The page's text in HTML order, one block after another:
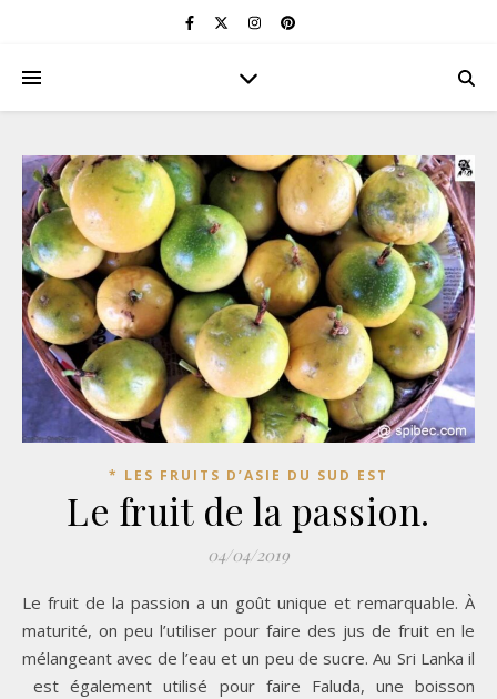
* LES FRUITS D’ASIE DU SUD EST
Le fruit de la passion.
04/04/2019
Le fruit de la passion a un goût unique et remarquable. À
maturité, on peu l’utiliser pour faire des jus de fruit en le
mélangeant avec de l’eau et un peu de sucre. Au Sri Lanka il
est également utilisé pour faire Faluda, une boisson